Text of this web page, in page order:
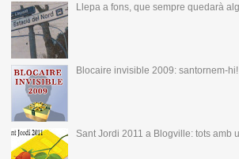
Llepa a fons, que sempre quedarà
Blocaire invisible 2009: santornem-hi!
Sant Jordi 2011 a Blogville: tots amb